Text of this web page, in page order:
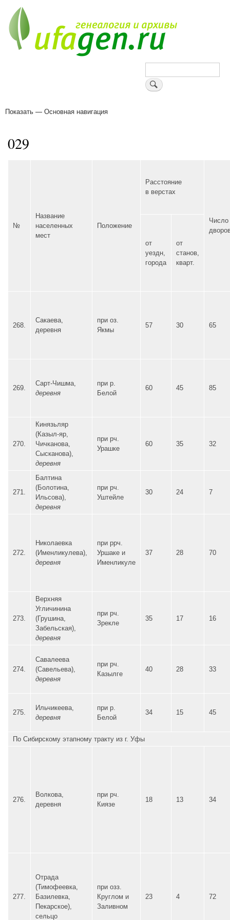
основному
содержанию
Поиск
Основная
Показать — Основная навигация
029
№
Название
населенных
мест
Положение
Расстояние
в верстах
Число
от
уездн,
города
от
станов,
кварт.
268.
Сакаева,
деревня
при оз.
Якмы
57 30 65
269.
Сарт-Чишма,
деревня
при р.
Белой
60 45 85
270.
Кинязьляр
(Казыл-яр,
Чичканова,
Сысканова),
деревня
при рч.
Урашке
60 35 32
271.
Балтина
(Болотина,
Ильсова),
деревня
при рч.
Уштейле
30 24 7
272.
Николаевка
(Именликулева),
деревня
при ррч.
Уршаке и
Именликуле
37 28 70
273.
Верхняя
Угличинина
(Грушина,
Забельская),
деревня
при рч.
Зрекле
35 17 16
274.
Савалеева
(Савельева),
деревня
при рч.
Казылге
40 28 33
275.
Ильчикеева,
деревня
при р.
Белой
34 15 45
По Сибирскому этапному тракту из г. Уфы
276.
Волкова,
деревня
при рч.
Киязе
18 13 34
277.
Отрада
(Тимофеевка,
Базилевка,
Пекарское),
сельцо
при озз.
Круглом и
Заливном
23 4 72